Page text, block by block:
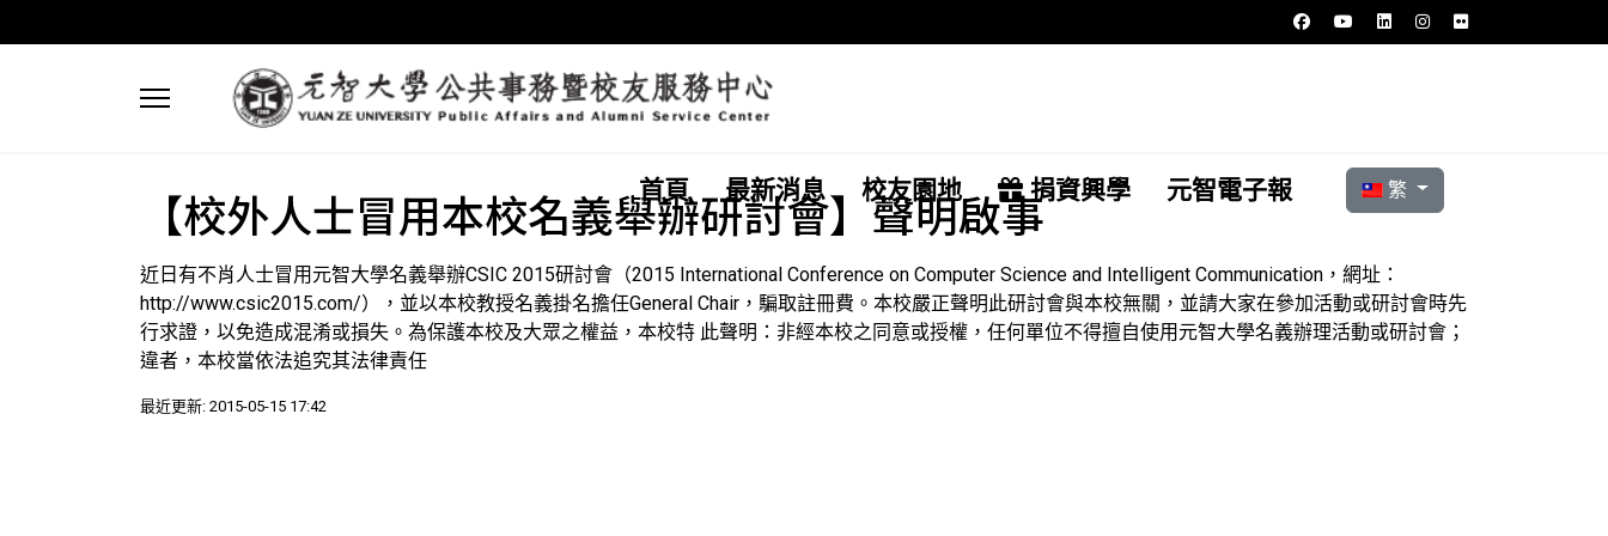
首頁 最新消息 校友園地 捐資興學 元智電子報 選擇你的語言
繁
【校外人士冒用本校名義舉辦研討會】聲明啟事
近日有不肖人士冒用元智大學名義舉辦CSIC 2015研討會（2015 International Conference on Computer Science and Intelligent Communication，網址：
http://www.csic2015.com/），並以本校教授名義掛名擔任General Chair，騙取註冊費。本校嚴正聲明此研討會與本校無關，並請大家在參加活動或研討會時先
行求證，以免造成混淆或損失。為保護本校及大眾之權益，本校特 此聲明：非經本校之同意或授權，任何單位不得擅自使用元智大學名義辦理活動或研討會；
違者，本校當依法追究其法律責任
最近更新: 2015-05-15 17:42